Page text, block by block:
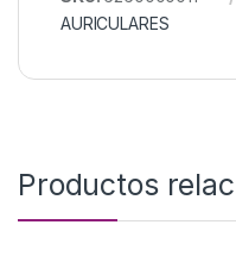
AURICULARES
Productos